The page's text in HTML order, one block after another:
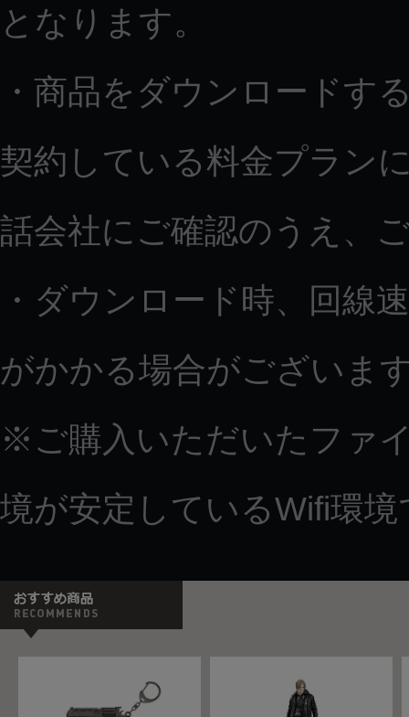
となります。
・商品をダウンロードす
契約している料金プラン
話会社にご確認のうえ、
・ダウンロード時、回線
がかかる場合がございま
※ご購入いただいたファ
境が安定しているWifi環